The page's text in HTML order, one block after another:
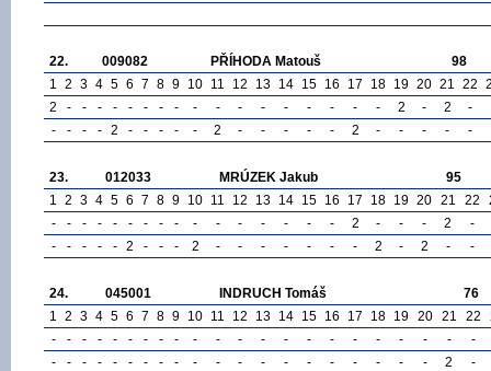
22. 009082 PŘÍHODA Matouš
98
1 2 3 4 5 6 7 8 9 10 11 12 13 14 15 16 17 18 19 20 21 22
2
- - - - - - - - - - - - - - - - - 2 - 2
-
-
- - - 2 - - - - - 2 - - - - - 2 - - - - -
23. 012033 MRÚZEK Jakub
95
1 2 3 4 5 6 7 8 9 10 11 12 13 14 15 16 17 18 19 20 21 22
-
- - - - - - - - - - - - - - - 2 - - - 2
-
-
- - - - 2 - - - 2 - - - - - - - 2 - 2 - -
24. 045001 INDRUCH Tomáš
76
1 2 3 4 5 6 7 8 9 10 11 12 13 14 15 16 17 18 19 20 21 22
-
- - - - - - - - - - - - - - - - - - - -
-
-
- - - - - - - - - - - - - - - - - - - 2 -